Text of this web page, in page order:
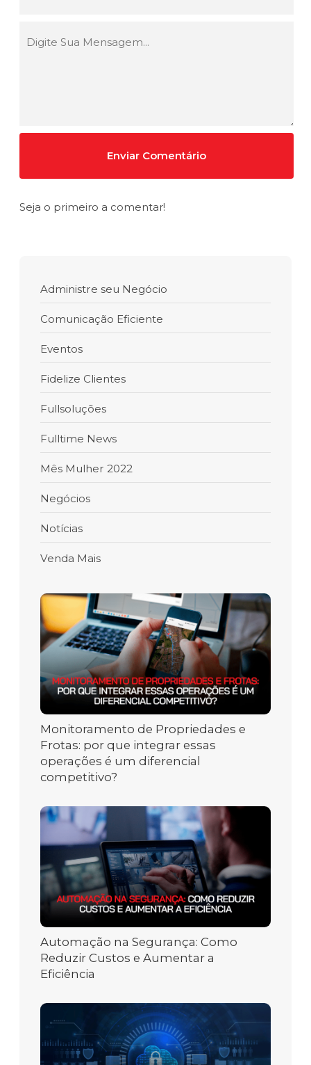
Seja o primeiro a comentar!
Administre seu Negócio
Comunicação Eficiente
Eventos
Fidelize Clientes
Fullsoluções
Fulltime News
Mês Mulher 2022
Negócios
Notícias
Venda Mais
Monitoramento de Propriedades e
Frotas: por que integrar essas
operações é um diferencial
competitivo?
Automação na Segurança: Como
Reduzir Custos e Aumentar a
Eficiência